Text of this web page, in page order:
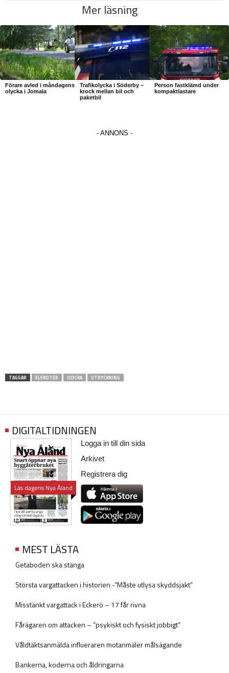
Mer läsning
Förare avled i måndagens
olycka i Jomala
Trafikolycka i Söderby –
krock mellan bil och
paketbil
Person fastklämd under
kompaktlastare
TAGGAR ELSKOTER OLYCKA UTRYCKNING
DIGITALTIDNINGEN
Läs dagens Nya Åland
Logga in till din sida
Arkivet
Registrera dig
MEST LÄSTA
Getaboden ska stänga
Största vargattacken i historien -”Måste utlysa skyddsjakt”
Misstänkt vargattack i Eckerö – 17 får rivna
Fårägaren om attacken – ”psykiskt och fysiskt jobbigt”
Våldtäktsanmälda influeraren motanmäler målsägande
Bankerna, koderna och åldringarna